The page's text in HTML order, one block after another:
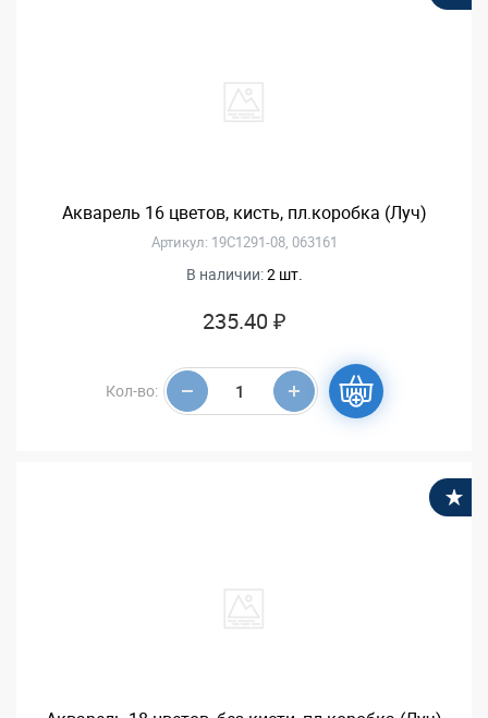
Акварель 16 цветов, кисть, пл.коробка (Луч)
Артикул: 19С1291-08, 063161
В наличии:2 шт.
235.40 ₽
Кол-во: